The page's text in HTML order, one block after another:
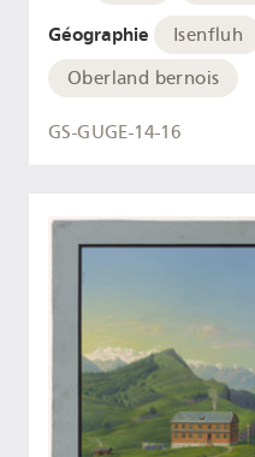
Géographie Isenfluh
Oberland bernois
GS-GUGE-14-16